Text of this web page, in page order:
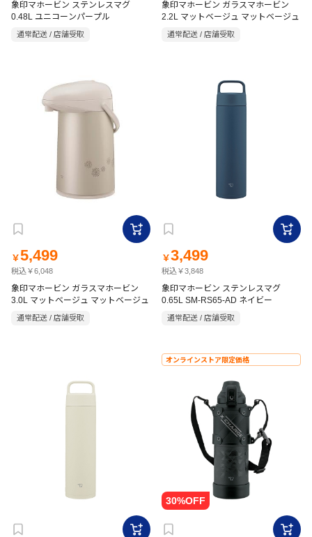
象印マホービン ステンレスマグ
0.48L ユニコーンパープル
通常配送 / 店舗受取
象印マホービン ガラスマホービン
2.2L マットベージュ マットベージュ
通常配送 / 店舗受取
￥5,499
税込￥6,048
象印マホービン ガラスマホービン
3.0L マットベージュ マットベージュ
通常配送 / 店舗受取
￥3,499
税込￥3,848
象印マホービン ステンレスマグ
0.65L SM-RS65-AD ネイビー
通常配送 / 店舗受取
オンラインストア限定価格